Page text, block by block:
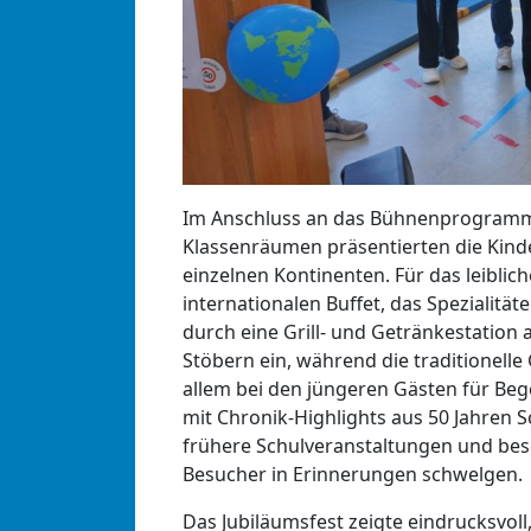
Im Anschluss an das
Klassenräumen präsentierten die
einzelnen Kontinenten. Für das
internationalen Buffet, das
durch eine Grill- und Getränkestation
Stöbern ein, während die
allem bei den jüngeren Gästen für
mit Chronik-Highlights aus 50 Jahren
frühere Schulveranstaltungen und
Besucher in Erinnerungen schwelgen.
Das Jubiläumsfest zeigte